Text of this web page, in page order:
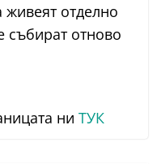
отделно
събират отново
ни ТУК